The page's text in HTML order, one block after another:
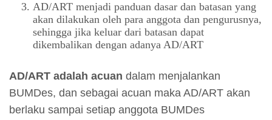
AD/ART menjadi panduan dasar dan batasan yang
akan dilakukan oleh para anggota dan pengurusnya,
sehingga jika keluar dari batasan dapat
dikembalikan dengan adanya AD/ART
AD/ART adalah acuan dalam menjalankan
BUMDes, dan sebagai acuan maka AD/ART akan
berlaku sampai setiap anggota BUMDes